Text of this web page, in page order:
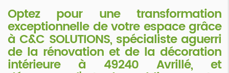
Optez pour une transformation
exceptionnelle de votre espace grâce
à C&C SOLUTIONS, spécialiste aguerri
de la rénovation et de la décoration
intérieure à 49240 Avrillé, et